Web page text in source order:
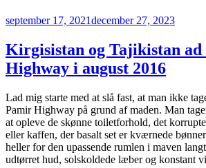
Udgivet
september 17, 2021december 27, 2023
Kirgisistan og Tajikistan
Highway i august 2016
Lad mig starte med at slå fast, at man ikke
Pamir Highway på grund af maden. Man
at opleve de skønne toiletforhold, det
eller kaffen, der basalt set er kværnede
heller for den upassende rumlen i maven
udtørret hud, solskoldede læber og konstant